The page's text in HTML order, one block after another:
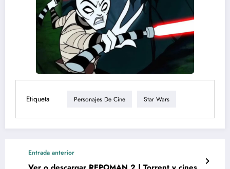
Etiqueta Personajes De Cine Star Wars
Entrada anterior